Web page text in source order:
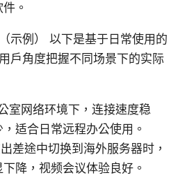
。
示例） 以下是基于日常使用的
户角度把握不同场景下的实际
室网络环境下，连接速度稳
适合日常远程办公使用。
差途中切换到海外服务器时，
降，视频会议体验良好。